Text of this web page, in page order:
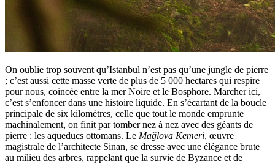
On oublie trop souvent qu’Istanbul n’est pas qu’une jungle de pierre
; c’est aussi cette masse verte de plus de 5 000 hectares qui respire
pour nous, coincée entre la mer Noire et le Bosphore. Marcher ici,
c’est s’enfoncer dans une histoire liquide. En s’écartant de la boucle
principale de six kilomètres, celle que tout le monde emprunte
machinalement, on finit par tomber nez à nez avec des géants de
pierre : les aqueducs ottomans. Le Mağlova Kemeri, œuvre
magistrale de l’architecte Sinan, se dresse avec une élégance brute
au milieu des arbres, rappelant que la survie de Byzance et de